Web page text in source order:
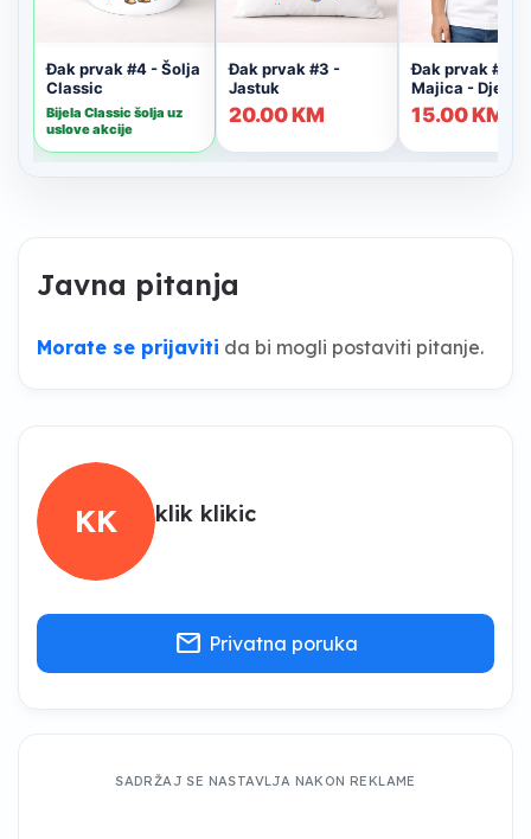
Javna pitanja
Morate se prijaviti da bi mogli postaviti pitanje.
KK klik klikic
mail Privatna poruka
SADRŽAJ SE NASTAVLJA NAKON REKLAME